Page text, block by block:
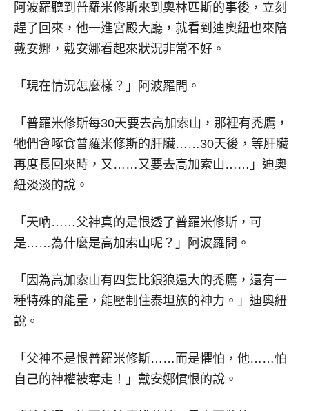
阿波羅聽到普羅米修斯來到奧林匹斯的事後，立刻
趕了回來，他一進宮殿大廳，就看到迪奧紐也來陪
戴安娜，戴安娜看起來狀況非常不好。
「現在情況怎麼樣？」阿波羅問。
「普羅米修斯每30天要去高加索山，那裡有禿鷹，
牠們會啄食普羅米修斯的肝臟……30天後，等肝臟
再度長回來時，又……又要去高加索山……」迪奧
紐淡淡的說。
「天吶……父神真的是恨透了普羅米修斯，可
是……為什麼是高加索山呢？」阿波羅問。
「因為高加索山有四隻比銀狼還大的禿鷹，還有一
種特殊的能量，能壓制住泰坦族的神力。」迪奧紐
說。
「父神不是恨普羅米修斯……而是懼怕，他……怕
自己的神權被奪走！」戴安娜憤恨的說。